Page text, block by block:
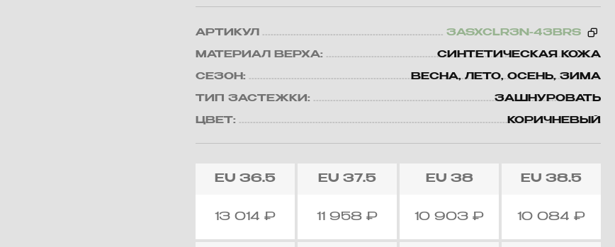
АРТИКУЛ 3ASXCLR3N-43BRS
МАТЕРИАЛ ВЕРХА: СИНТЕТИЧЕСКАЯ КОЖА
СЕЗОН: ВЕСНА, ЛЕТО, ОСЕНЬ, ЗИМА
ТИП ЗАСТЕЖКИ: ЗАШНУРОВАТЬ
ЦВЕТ: КОРИЧНЕВЫЙ
EU 36.5
13 014₽
EU 37.5
11 958₽
EU 38
10 903₽
EU 38.5
10 084 ₽